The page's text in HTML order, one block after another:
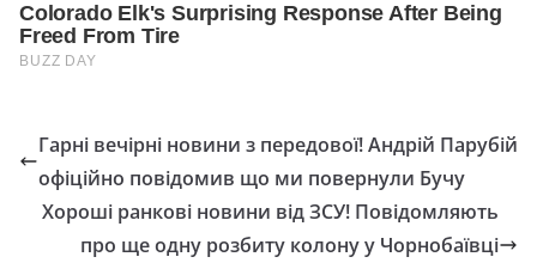
Гарні вечірні новини з передової! Андрій Парубій
офіційно повідомив що ми повернули Бучу
Хороші ранкові новини від ЗСУ! Повідомляють
про ще одну розбиту колону у Чорнобаївці